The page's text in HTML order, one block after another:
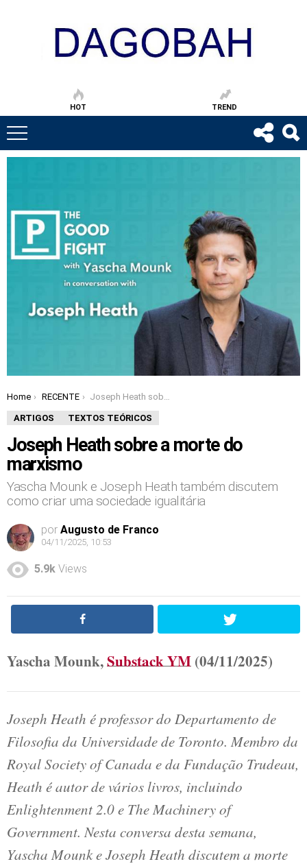
HOT TREND
You are here:
Home RECENTE Joseph Heath sobre a morte do marxismo
ARTIGOS TEXTOS TEÓRICOS
Joseph Heath sobre a morte do
marxismo
Yascha Mounk e Joseph Heath também discutem
como criar uma sociedade igualitária
por Augusto de Franco
04/11/2025, 10:53
5.9k Views
Yascha Mounk,Substack YM (04/11/2025)
Joseph Heath é professor do Departamento de
Filosofia da Universidade de Toronto. Membro da
Royal Society of Canada e da Fundação Trudeau,
Heath é autor de vários livros, incluindo
Enlightenment 2.0e The Machinery of
Government.Nesta conversa desta semana,
Yascha Mounk e Joseph Heath discutem a morte